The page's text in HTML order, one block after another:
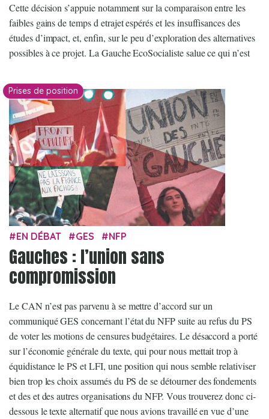
Cette décision s’appuie notamment sur la comparaison entre les
faibles gains de temps d etrajet espérés et les insuffisances des
études d’impact, et, enfin, sur le peu d’exploration des alternatives
possibles à ce projet. La Gauche EcoSocialiste salue ce qui n’est
Prises de position
EN DÉBAT GES NFP
Gauches : l’union sans
compromission
Le CAN n’est pas parvenu à se mettre d’accord sur un
communiqué GES concernant l’état du NFP suite au refus du PS
de voter les motions de censures budgétaires. Le désaccord a porté
sur l’économie générale du texte, qui pour nous mettait trop à
équidistance le PS et LFI, une position qui nous semble relativiser
bien trop les choix assumés du PS de se détourner des fondements
et des et des autres organisations du NFP. Vous trouverez donc ci-
dessous le texte alternatif que nous avions travaillé en vue d’une